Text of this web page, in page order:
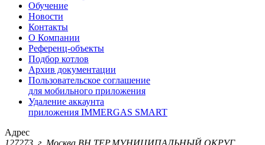
Обучение
Новости
Контакты
О Компании
Референц-объекты
Подбор котлов
Архив документации
Пользовательское соглашение
для мобильного приложения
Удаление аккаунта
приложения IMMERGAS SMART
Адрес
127273, г. Москва ВН.ТЕР.МУНИЦИПАЛЬНЫЙ ОКРУГ